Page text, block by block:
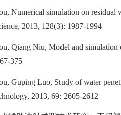
simulation on residual
2013, 128(3): 1987-1994
Niu, Model and simulation
375
Luo, Study of water
2013, 69: 2605-2612